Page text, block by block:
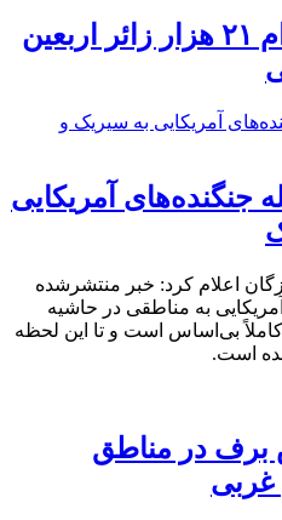
اینفوگرافیک؛ اعزام ۲۱ هزار زائر اربعین
جنگنده‌های آمریکایی
اعلام کرد: خبر منتشرشده
به مناطقی در حاشیه
بی‌اساس است و تا این لحظه
است.
برف در مناطق
غربی